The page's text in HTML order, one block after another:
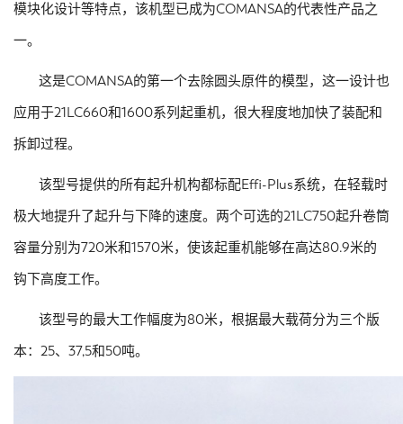
模块化设计等特点，该机型已成为COMANSA的代表性产品之
一。
这是COMANSA的第一个去除圆头原件的模型，这一设计也
应用于21LC660和1600系列起重机，很大程度地加快了装配和
拆卸过程。
该型号提供的所有起升机构都标配Effi-Plus系统，在轻载时
极大地提升了起升与下降的速度。两个可选的21LC750起升卷筒
容量分别为720米和1570米，使该起重机能够在高达80.9米的
钩下高度工作。
该型号的最大工作幅度为80米，根据最大载荷分为三个版
本：25、37,5和50吨。